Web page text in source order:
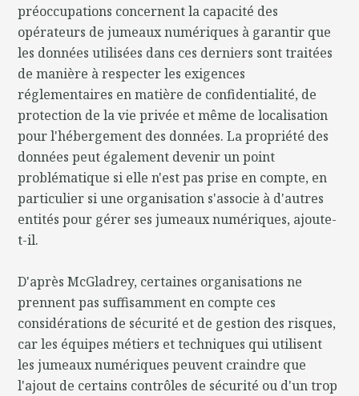
préoccupations concernent la capacité des
opérateurs de jumeaux numériques à garantir que
les données utilisées dans ces derniers sont traitées
de manière à respecter les exigences
réglementaires en matière de confidentialité, de
protection de la vie privée et même de localisation
pour l'hébergement des données. La propriété des
données peut également devenir un point
problématique si elle n'est pas prise en compte, en
particulier si une organisation s'associe à d'autres
entités pour gérer ses jumeaux numériques, ajoute-
t-il.
D'après McGladrey, certaines organisations ne
prennent pas suffisamment en compte ces
considérations de sécurité et de gestion des risques,
car les équipes métiers et techniques qui utilisent
les jumeaux numériques peuvent craindre que
l'ajout de certains contrôles de sécurité ou d'un trop